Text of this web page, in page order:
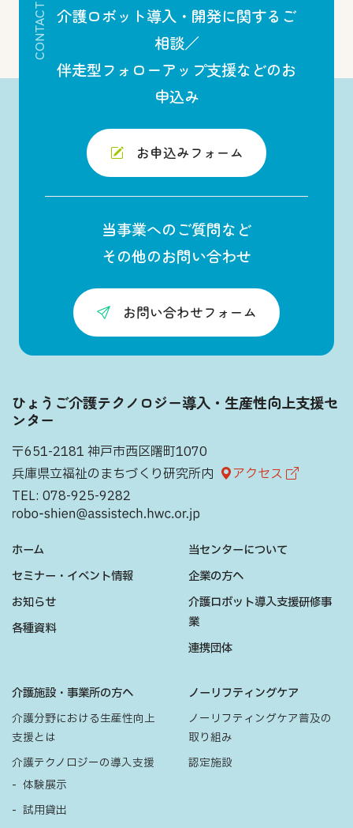
CONTACT 介護ロボット導入・開発に関するご
相談／
伴走型フォローアップ支援などのお
申込み
お申込みフォーム
当事業へのご質問など
その他のお問い合わせ
お問い合わせフォーム
ひょうご介護テクノロジー導入・生産性向上支援セ
ンター
〒651-2181 神戸市西区曙町1070
兵庫県立福祉のまちづくり研究所内
アクセス
TEL: 078-925-9282
ホーム
セミナー・イベント情報
お知らせ
各種資料
当センターについて
企業の方へ
介護ロボット導入支援研修事
業
連携団体
介護施設・事業所の方へ
介護分野における生産性向上
支援とは
介護テクノロジーの導入支援
体験展示
試用貸出
ノーリフティングケア
ノーリフティングケア普及の
取り組み
認定施設